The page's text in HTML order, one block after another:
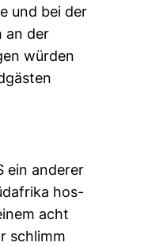
und bei der
an der
würden
ein anderer
hos­
acht
schlimm